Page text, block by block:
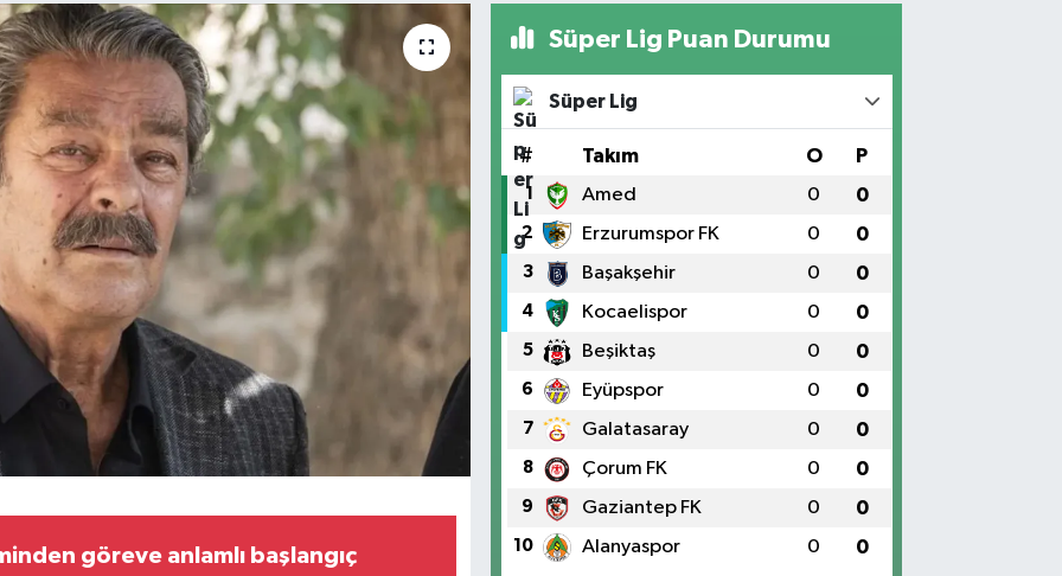
göreve anlamlı başlangıç
Süper Lig Puan Durumu
Süper Lig
# Takım O P
1 Amed 0 0
2 Erzurumspor FK 0 0
3 Başakşehir 0 0
4 Kocaelispor 0 0
5 Beşiktaş 0 0
6 Eyüpspor 0 0
7 Galatasaray 0 0
8 Çorum FK 0 0
9 Gaziantep FK 0 0
10 Alanyaspor 0 0